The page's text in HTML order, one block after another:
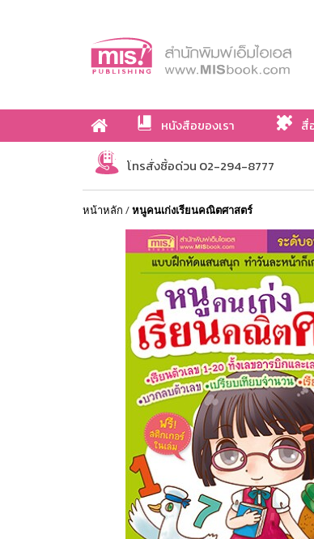
หนังสือของเรา สื่
เกี่ยวกับเรา
โทรสั่งซื้อด่วน 02-294-8777
หน้าหลัก /หนูคนเก่งเรียนคณิตศาสตร์